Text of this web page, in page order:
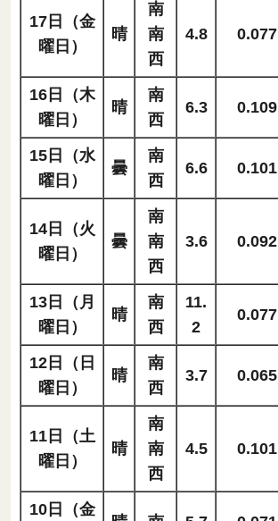
17日（金
曜日）
晴
南
南
西
4.8 0.077
16日（木
曜日）
晴
南
西
6.3 0.109
15日（水
曜日）
曇
南
西
6.6 0.101
14日（火
曜日）
曇
南
南
西
3.6 0.092
13日（月
曜日）
晴
南
西
11.
2
0.077
12日（日
曜日）
晴
南
西
3.7 0.065
11日（土
曜日）
晴
南
南
西
4.5 0.101
10日（金